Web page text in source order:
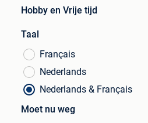
Hobby en Vrije tijd
Taal
Français
Nederlands
Nederlands & Français
Moet nu weg